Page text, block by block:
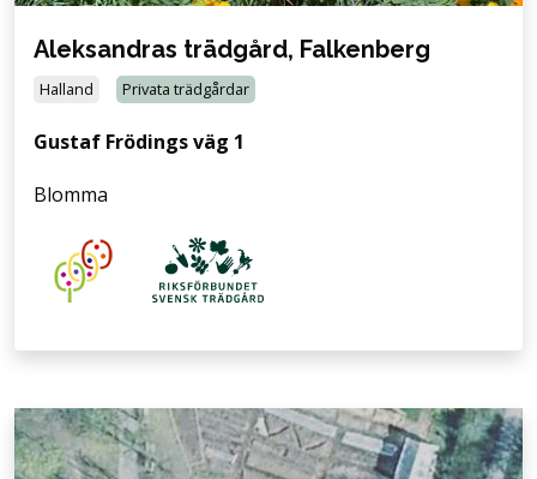
Aleksandras trädgård, Falkenberg
Halland Privata trädgårdar
Gustaf Frödings väg 1
Blomma